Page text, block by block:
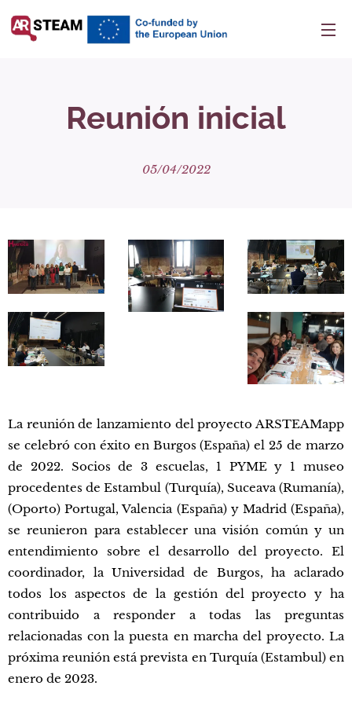
Reunión inicial
05/04/2022
La reunión de lanzamiento del proyecto ARSTEAMapp
se celebró con éxito en Burgos (España) el 25 de marzo
de 2022. Socios de 3 escuelas, 1 PYME y 1 museo
procedentes de Estambul (Turquía), Suceava (Rumanía),
(Oporto) Portugal, Valencia (España) y Madrid (España),
se reunieron para establecer una visión común y un
entendimiento sobre el desarrollo del proyecto. El
coordinador, la Universidad de Burgos, ha aclarado
todos los aspectos de la gestión del proyecto y ha
contribuido a responder a todas las preguntas
relacionadas con la puesta en marcha del proyecto. La
próxima reunión está prevista en Turquía (Estambul) en
enero de 2023.